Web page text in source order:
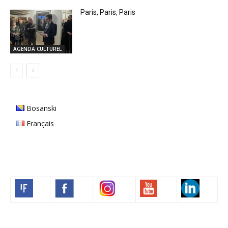
AGENDA CULTUREL
Paris, Paris, Paris
Bosanski
Français